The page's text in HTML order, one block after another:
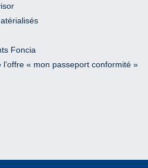
Foncia
« mon passeport conformité »